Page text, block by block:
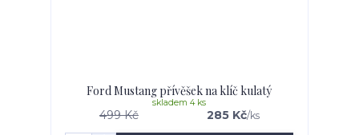
Ford Mustang přívěšek na klíč kulatý
499 Kč 285 Kč/ks
skladem 4 ks